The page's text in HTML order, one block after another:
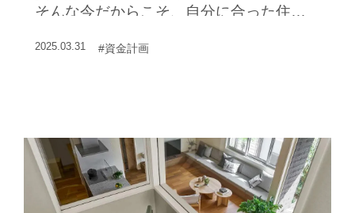
そんな今だからこそ、自分に合った住宅
が大切だ。
2025.03.31 #資金計画